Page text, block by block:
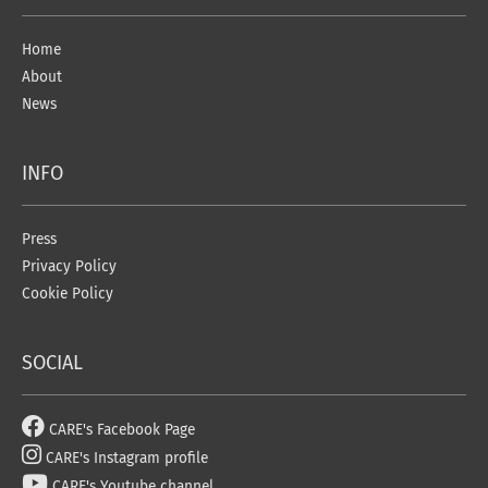
Home
About
News
INFO
Press
Privacy Policy
Cookie Policy
SOCIAL
CARE's Facebook Page
CARE's Instagram profile